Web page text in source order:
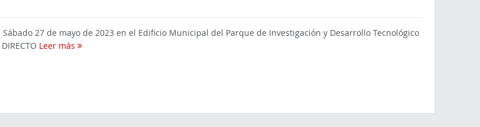
27 de mayo de 2023 en el Edificio Municipal del Parque de Investigación y Desarrollo Tecnológico
Leer más